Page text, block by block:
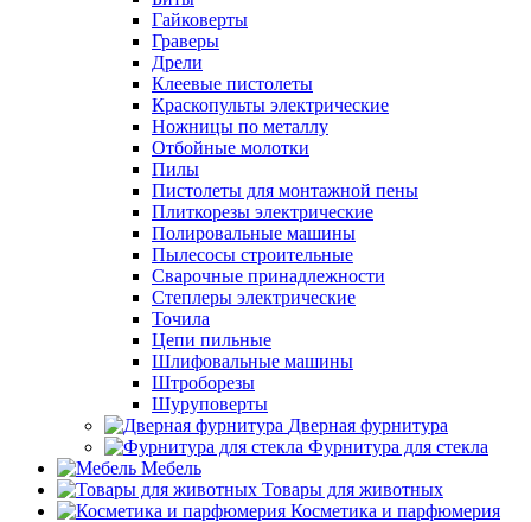
Гайковерты
Граверы
Дрели
Клеевые пистолеты
Краскопульты электрические
Ножницы по металлу
Отбойные молотки
Пилы
Пистолеты для монтажной пены
Плиткорезы электрические
Полировальные машины
Пылесосы строительные
Сварочные принадлежности
Степлеры электрические
Точила
Цепи пильные
Шлифовальные машины
Штроборезы
Шуруповерты
Дверная фурнитура
Фурнитура для стекла
Мебель
Товары для животных
Косметика и парфюмерия